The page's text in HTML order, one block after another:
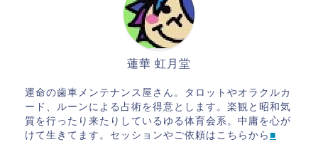
蓮華 虹月堂
運命の歯車メンテナンス屋さん。タロットやオラクルカ
ード、ルーンによる占術を得意とします。楽観と昭和気
質を行ったり来たりしているゆる体育会系。中庸を心が
けて生きてます。セッションやご依頼はこちらから ■